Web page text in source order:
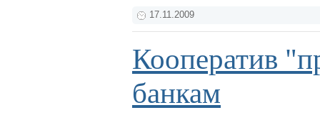
17.11.2009
Кооператив
банкам